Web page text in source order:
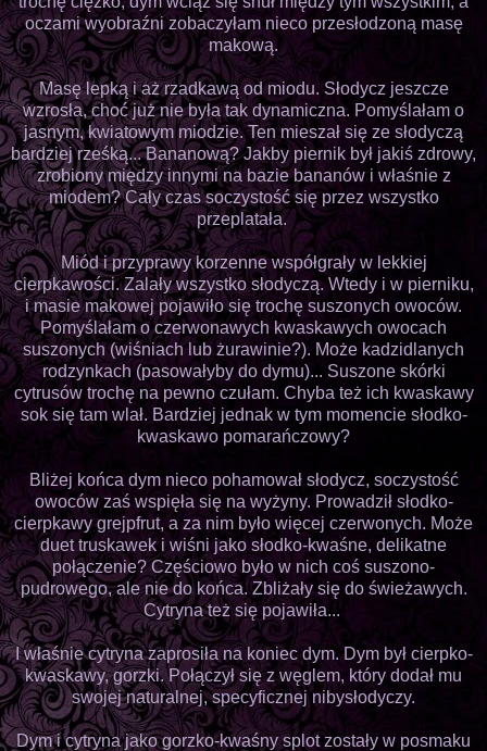
oczami wyobraźni zobaczyłam nieco przesłodzoną masę
makową.
Masę lepką i aż rzadkawą od miodu. Słodycz jeszcze
wzrosła, choć już nie była tak dynamiczna. Pomyślałam o
jasnym, kwiatowym miodzie. Ten mieszał się ze słodyczą
bardziej rześką... Bananową? Jakby piernik był jakiś zdrowy,
zrobiony między innymi na bazie bananów i właśnie z
miodem? Cały czas soczystość się przez wszystko
przeplatała.
Miód i przyprawy korzenne współgrały w lekkiej
cierpkawości. Zalały wszystko słodyczą. Wtedy i w pierniku,
i masie makowej pojawiło się trochę suszonych owoców.
Pomyślałam o czerwonawych kwaskawych owocach
suszonych (wiśniach lub żurawinie?). Może kadzidlanych
rodzynkach (pasowałyby do dymu)... Suszone skórki
cytrusów trochę na pewno czułam. Chyba też ich kwaskawy
sok się tam wlał. Bardziej jednak w tym momencie słodko-
kwaskawo pomarańczowy?
Bliżej końca dym nieco pohamował słodycz, soczystość
owoców zaś wspięła się na wyżyny. Prowadził słodko-
cierpkawy grejpfrut, a za nim było więcej czerwonych. Może
duet truskawek i wiśni jako słodko-kwaśne, delikatne
połączenie? Częściowo było w nich coś suszono-
pudrowego, ale nie do końca. Zbliżały się do świeżawych.
Cytryna też się pojawiła...
I właśnie cytryna zaprosiła na koniec dym. Dym był cierpko-
kwaskawy, gorzki. Połączył się z węglem, który dodał mu
swojej naturalnej, specyficznej nibysłodyczy.
Dym i cytryna jako gorzko-kwaśny splot zostały w posmaku